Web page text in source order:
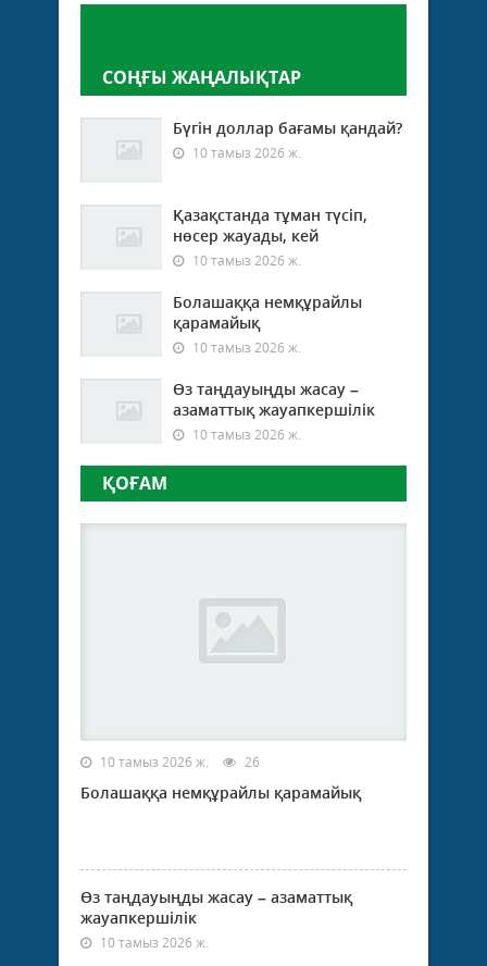
СОҢҒЫ ЖАҢАЛЫҚТАР
Бүгін доллар бағамы қандай?
10 тамыз 2026 ж.
Қазақстанда тұман түсіп,
нөсер жауады, кей
10 тамыз 2026 ж.
Болашаққа немқұрайлы
қарамайық
10 тамыз 2026 ж.
Өз таңдауыңды жасау –
азаматтық жауапкершілік
10 тамыз 2026 ж.
ҚОҒАМ
10 тамыз 2026 ж. 26
Болашаққа немқұрайлы қарамайық
Өз таңдауыңды жасау – азаматтық
жауапкершілік
10 тамыз 2026 ж.